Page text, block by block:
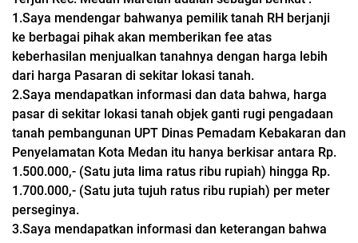
1.Saya mendengar bahwanya pemilik tanah RH berjanji
ke berbagai pihak akan memberikan fee atas
keberhasilan menjualkan tanahnya dengan harga lebih
dari harga Pasaran di sekitar lokasi tanah.
2.Saya mendapatkan informasi dan data bahwa, harga
pasar di sekitar lokasi tanah objek ganti rugi pengadaan
tanah pembangunan UPT Dinas Pemadam Kebakaran dan
Penyelamatan Kota Medan itu hanya berkisar antara Rp.
1.500.000,- (Satu juta lima ratus ribu rupiah) hingga Rp.
1.700.000,- (Satu juta tujuh ratus ribu rupiah) per meter
perseginya.
3.Saya mendapatkan informasi dan keterangan bahwa